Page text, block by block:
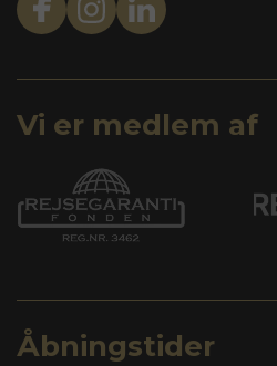
Vi er medlem af
Åbningstider